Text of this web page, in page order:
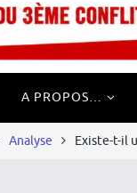
A PROPOS…
Analyse Existe-t-il